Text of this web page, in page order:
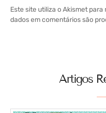
Este site utiliza o Akismet para
dados em comentários são
Artigos